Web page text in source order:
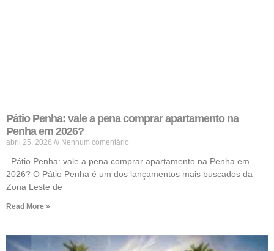
Pátio Penha: vale a pena comprar apartamento na
Penha em 2026?
abril 25, 2026 Nenhum comentário
Pátio Penha: vale a pena comprar apartamento na Penha em
2026? O Pátio Penha é um dos lançamentos mais buscados da
Zona Leste de
Read More »